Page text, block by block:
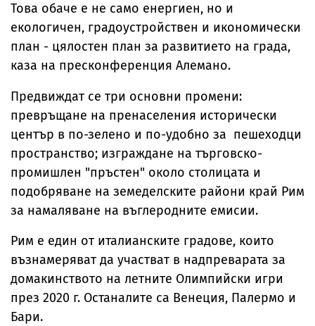
Това обаче е не само енергиен, но и
екологичен, градоустройствен и икономически
план - цялостен план за развитието на града,
каза на пресконференция Алемано.
Предвиждат се три основни промени:
превръщане на пренаселения исторически
център в по-зелено и по-удобно за пешеходци
пространство; изграждане на търговско-
промишлен "пръстен" около столицата и
подобряване на земеделските райони край Рим
за намаляване на въглеродните емисии.
Рим е един от италианските градове, които
възнамеряват да участват в надпреварата за
домакинството на летните Олимпийски игри
през 2020 г. Останалите са Венеция, Палермо и
Бари.